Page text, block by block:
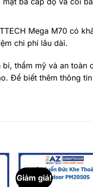
Mega M70 có
chi phí lâu dài.
thẩm mỹ và an toàn
Để biết thêm thông
Giảm giá!